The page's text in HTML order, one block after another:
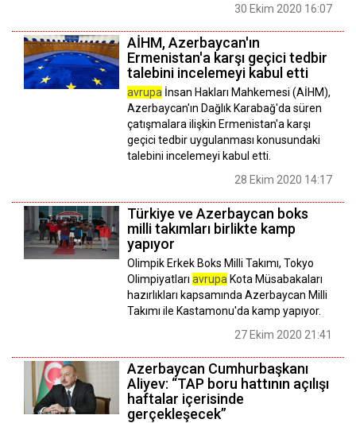
30 Ekim 2020 16:07
AİHM, Azerbaycan'ın
Ermenistan'a karşı geçici tedbir
talebini incelemeyi kabul etti
avrupa İnsan Hakları Mahkemesi (AİHM),
Azerbaycan'ın Dağlık Karabağ'da süren
çatışmalara ilişkin Ermenistan'a karşı
geçici tedbir uygulanması konusundaki
talebini incelemeyi kabul etti.
28 Ekim 2020 14:17
Türkiye ve Azerbaycan boks
milli takımları birlikte kamp
yapıyor
Olimpik Erkek Boks Milli Takımı, Tokyo
Olimpiyatları avrupa Kota Müsabakaları
hazırlıkları kapsamında Azerbaycan Milli
Takımı ile Kastamonu'da kamp yapıyor.
27 Ekim 2020 21:41
Azerbaycan Cumhurbaşkanı
Aliyev: “TAP boru hattının açılışı
haftalar içerisinde
gerçekleşecek”